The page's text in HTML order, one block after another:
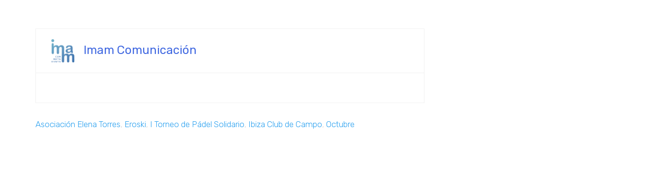
Imam Comunicación
Asociación Elena Torres, Eroski, I Torneo de Pádel Solidario, Ibiza Club de Campo, Octubre